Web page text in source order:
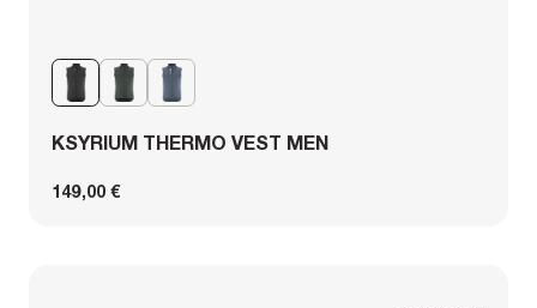
KSYRIUM THERMO VEST MEN
149,00 €